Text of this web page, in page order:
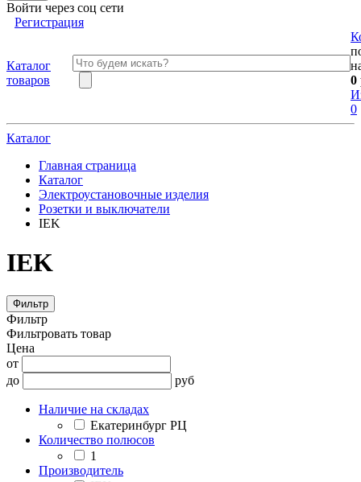
Войти через соц сети
Регистрация
Каталог
товаров
0
0
Каталог
Главная страница
Каталог
Электроустановочные изделия
Розетки и выключатели
IEK
IEK
Фильтр
Фильтр
Фильтровать товар
Цена
от
до
руб
Наличие на складах
Екатеринбург РЦ
Количество полюсов
1
Производитель